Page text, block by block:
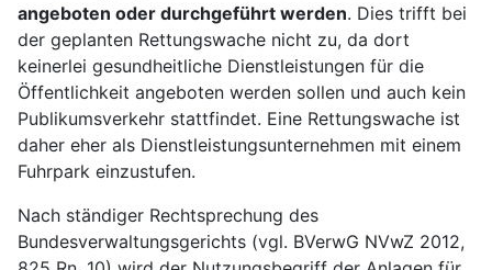
angeboten oder durchgeführt werden. Dies trifft bei
der geplanten Rettungswache nicht zu, da dort
keinerlei gesundheitliche Dienstleistungen für die
Öffentlichkeit angeboten werden sollen und auch kein
Publikumsverkehr stattfindet. Eine Rettungswache ist
daher eher als Dienstleistungsunternehmen mit einem
Fuhrpark einzustufen.
Nach ständiger Rechtsprechung des
Bundesverwaltungsgerichts (vgl. BVerwG NVwZ 2012,